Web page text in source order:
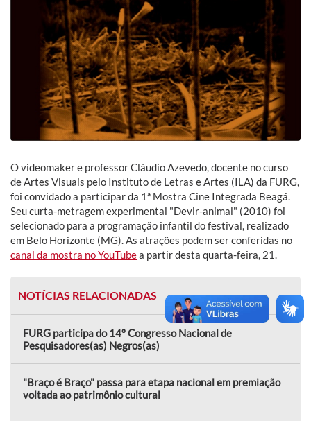
O videomaker e professor Cláudio Azevedo, docente no curso
de Artes Visuais pelo Instituto de Letras e Artes (ILA) da FURG,
foi convidado a participar da 1ª Mostra Cine Integrada Beagá.
Seu curta-metragem experimental "Devir-animal" (2010) foi
selecionado para a programação infantil do festival, realizado
em Belo Horizonte (MG). As atrações podem ser conferidas no
canal da mostra no YouTubea partir desta quarta-feira, 21.
NOTÍCIAS RELACIONADAS
FURG participa do 14º Congresso Nacional de
Pesquisadores(as) Negros(as)
"Braço é Braço" passa para etapa nacional em premiação
voltada ao patrimônio cultural